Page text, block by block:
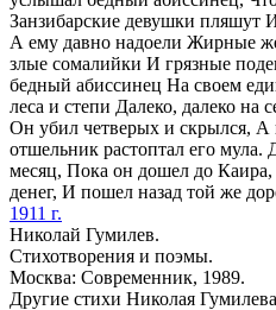
Занзибарские девушки пляшут
А ему давно надоели Жирные
злые сомалийки И грязные
бедный абиссинец На своем
леса и степи Далеко, далеко на
Он убил четверых и скрылся, А
отшельник растоптал его мула.
месяц, Пока он дошел до
денег, И пошел назад той же
1911 г.
Николай Гумилев.
Стихотворения и поэмы.
Москва: Современник, 1989.
Другие стихи Николая Гумилева